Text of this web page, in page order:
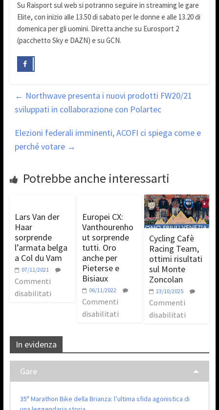
Su Raisport sul web si potranno seguire in streaming le gare
Elite, con inizio alle 13.50 di sabato per le donne e alle 13.20 di
domenica per gli uomini. Diretta anche su Eurosport 2
(pacchetto Sky e DAZN) e su GCN.
← Northwave presenta i nuovi prodotti FW20/21
sviluppati in collaborazione con Polartec
Elezioni federali imminenti, ACOFI ci spiega come e
perché votare →
Potrebbe anche interessarti
Lars Van der
Haar
sorprende
l’armata belga
a Col du Vam
07/11/2021
Commenti
disabilitati
Europei CX:
Vanthourenho
ut sorprende
tutti. Oro
anche per
Pieterse e
Bisiaux
06/11/2022
Commenti
disabilitati
Cycling Cafè
Racing Team,
ottimi risultati
sul Monte
Zoncolan
23/10/2025
Commenti
disabilitati
In evidenza
Gare
35ª Marathon Bike della Brianza: l’ultima sfida agonistica di